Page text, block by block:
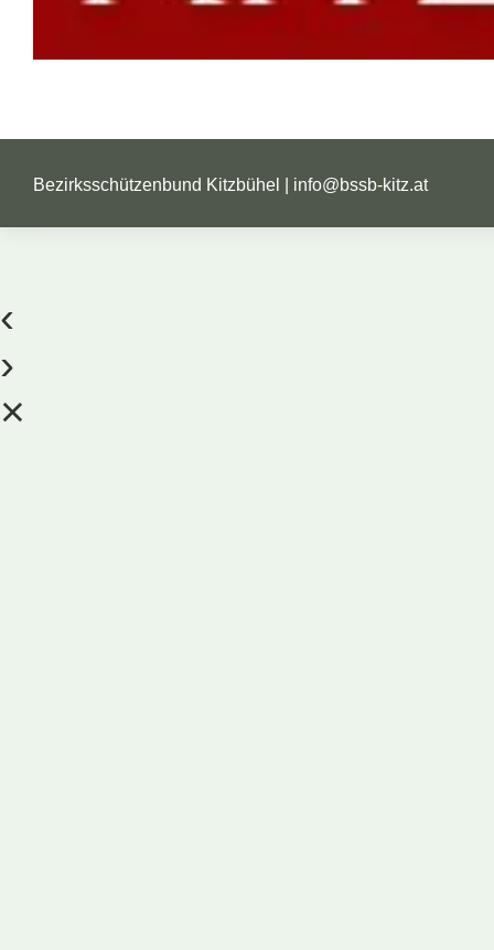
Bezirksschützenbund Kitzbühel | info@bssb-kitz.at
‹
›
×